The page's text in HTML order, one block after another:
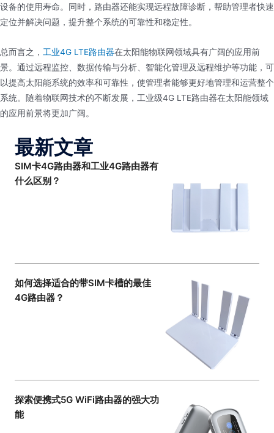
设备的使用寿命。同时，路由器还能实现远程故障诊断，帮助管理者快速
定位并解决问题，提升整个系统的可靠性和稳定性。
总而言之， 工业4G LTE路由器在太阳能物联网领域具有广阔的应用前
景。通过远程监控、数据传输与分析、智能化管理及远程维护等功能，可
以提高太阳能系统的效率和可靠性，使管理者能够更好地管理和运营整个
系统。随着物联网技术的不断发展，工业级4G LTE路由器在太阳能领域
的应用前景将更加广阔。
最新文章
SIM卡4G路由器和工业4G路由器有
什么区别？
如何选择适合的带SIM卡槽的最佳
4G路由器？
探索便携式5G WiFi路由器的强大功
能